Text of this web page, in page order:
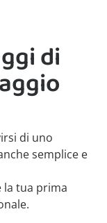
di
di uno
semplice e
la tua prima